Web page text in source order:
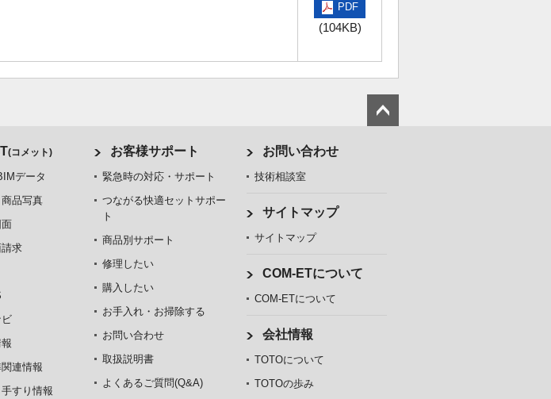
PDF
(104KB)
(コメット)
データ
品写真
求
連情報
すり情報
お客様サポート
緊急時の対応・サポート
つながる快適セットサポー
ト
商品別サポート
修理したい
購入したい
お手入れ・お掃除する
お問い合わせ
取扱説明書
よくあるご質問(Q&A)
お問い合わせ
技術相談室
サイトマップ
サイトマップ
COM-ETについて
COM-ETについて
会社情報
TOTOについて
TOTOの歩み